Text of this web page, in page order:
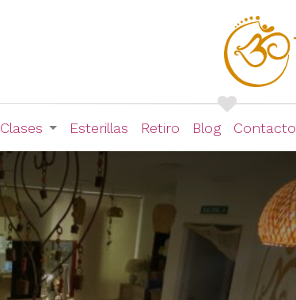
Clases Esterillas Retiro Blog Contacto